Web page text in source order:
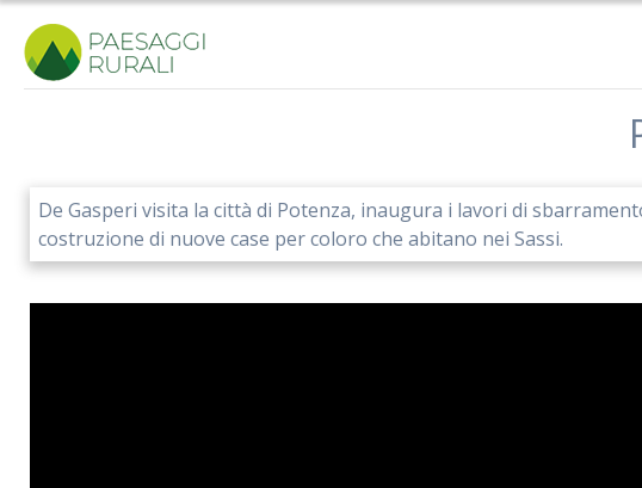
contenuto
De Gasperi visita la città di Potenza, inaugura i lavori di
costruzione di nuove case per coloro che abitano nei Sassi.